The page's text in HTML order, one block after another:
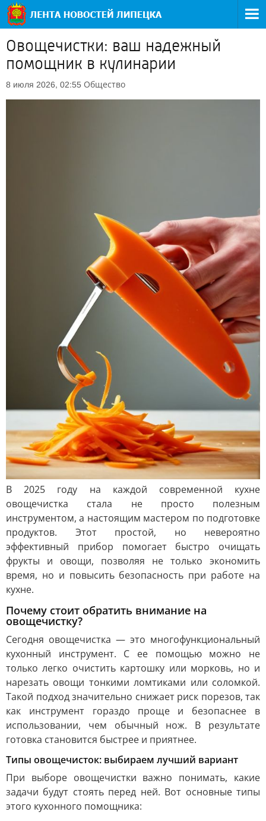
Овощечистки: ваш надежный
помощник в кулинарии
8 июля 2026, 02:55 Общество
В 2025 году на каждой современной кухне
овощечистка стала не просто полезным
инструментом, а настоящим мастером по подготовке
продуктов. Этот простой, но невероятно
эффективный прибор помогает быстро очищать
фрукты и овощи, позволяя не только экономить
время, но и повысить безопасность при работе на
кухне.
Почему стоит обратить внимание на
овощечистку?
Сегодня овощечистка — это многофункциональный
кухонный инструмент. С ее помощью можно не
только легко очистить картошку или морковь, но и
нарезать овощи тонкими ломтиками или соломкой.
Такой подход значительно снижает риск порезов, так
как инструмент гораздо проще и безопаснее в
использовании, чем обычный нож. В результате
готовка становится быстрее и приятнее.
Типы овощечисток: выбираем лучший вариант
При выборе овощечистки важно понимать, какие
задачи будут стоять перед ней. Вот основные типы
этого кухонного помощника: